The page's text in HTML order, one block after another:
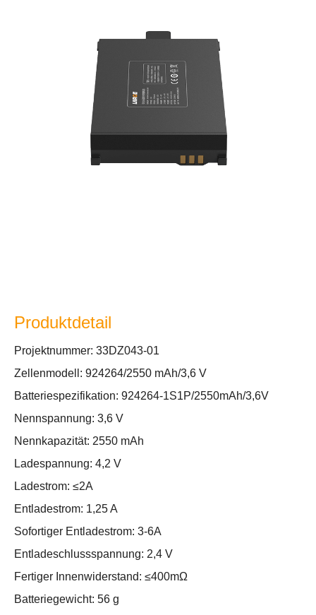
Produktdetail
Projektnummer: 33DZ043-01
Zellenmodell: 924264/2550 mAh/3,6 V
Batteriespezifikation: 924264-1S1P/2550mAh/3,6V
Nennspannung: 3,6 V
Nennkapazität: 2550 mAh
Ladespannung: 4,2 V
Ladestrom: ≤2A
Entladestrom: 1,25 A
Sofortiger Entladestrom: 3-6A
Entladeschlussspannung: 2,4 V
Fertiger Innenwiderstand: ≤400mΩ
Batteriegewicht: 56 g